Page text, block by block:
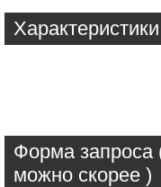
Характеристики
Форма
можно скорее )